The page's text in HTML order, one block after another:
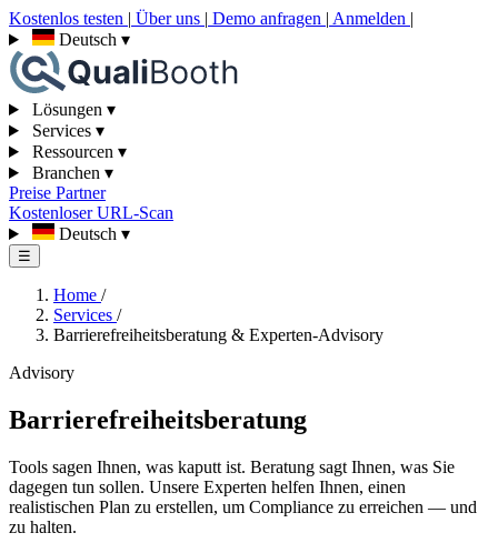
Kostenlos testen | Über uns | Demo anfragen | Anmelden |
Deutsch ▾
Lösungen ▾
Services ▾
Ressourcen ▾
Branchen ▾
Preise Partner
Kostenloser URL-Scan
Deutsch ▾
☰
Home /
Services /
Barrierefreiheitsberatung & Experten-Advisory
Advisory
Barrierefreiheitsberatung
Tools sagen Ihnen, was kaputt ist. Beratung sagt Ihnen, was Sie
dagegen tun sollen. Unsere Experten helfen Ihnen, einen
realistischen Plan zu erstellen, um Compliance zu erreichen — und
zu halten.